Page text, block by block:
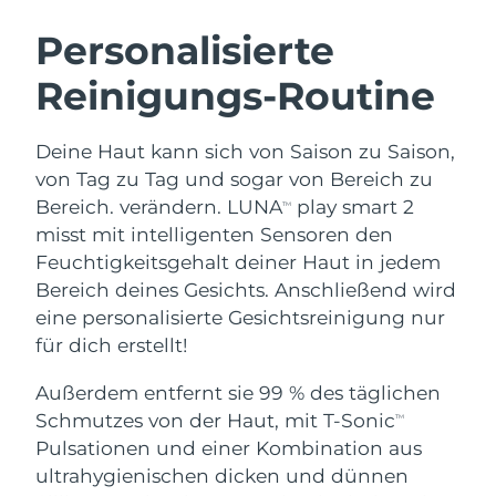
Personalisierte
Reinigungs-Routine
Deine Haut kann sich von Saison zu Saison,
von Tag zu Tag und sogar von Bereich zu
Bereich. verändern. LUNATM
play smart 2
misst mit intelligenten Sensoren den
Feuchtigkeitsgehalt deiner Haut in jedem
Bereich deines Gesichts. Anschließend wird
eine personalisierte Gesichtsreinigung nur
für dich erstellt!
Außerdem entfernt sie 99 % des täglichen
Schmutzes von der Haut, mit T-SonicTM
Pulsationen und einer Kombination aus
ultrahygienischen dicken und dünnen
LUNA™ 4 Set
Anti-aging massage
LUNA™ 4 Plus
Massage, LED heating
LUNA™ 4 Men
For men, anti-aging massage
BEAR™ 2 Set
Microcurrent toning
BEAR™ 2 go
Microcurrent toning on-the-go
BEAR™ 2 eyes & lips
Microcurrent line smoothing device
Hydratisierung
UFO™ 3 Set
Deep facial hydration
UFO™ 3 LED
Near-infrared and red light therapy
device
Mundpflege
issa™ 4
Hybrid silicone sonic toothbrush
issa™ 4 plus
Smart hybrid silicone sonic toothbrush
FAQ™ ANTI-AGING-BEHANDLUNG
Anti-aging LED-Behandlungen
NEW
Australien
Erwartete Lieferung
11/08/2026
Erwartete Lieferung
08/08/2026
Bahrain
Erwartete Lieferung
09/08/2026
Belgien
Erwartete Lieferung
Bosnien und
Herzegowina
Erwartete Lieferung
11/08/2026